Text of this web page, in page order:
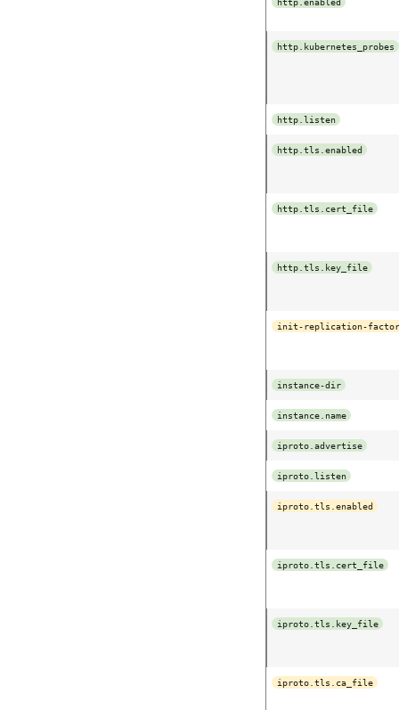
http.kubernetes_probes
http.listen
http.tls.enabled
http.tls.cert_file
http.tls.key_file
init-replication-factor
instance-dir
instance.name
iproto.advertise
iproto.listen
iproto.tls.enabled
iproto.tls.cert_file
iproto.tls.key_file
iproto.tls.ca_file